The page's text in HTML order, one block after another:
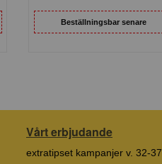
Beställningsbar senare
Vårt erbjudande
extratipset kampanjer v. 32-37